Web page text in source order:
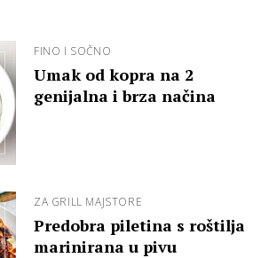
FINO I SOČNO
Umak od kopra na 2
genijalna i brza načina
ZA GRILL MAJSTORE
Predobra piletina s roštilja
marinirana u pivu